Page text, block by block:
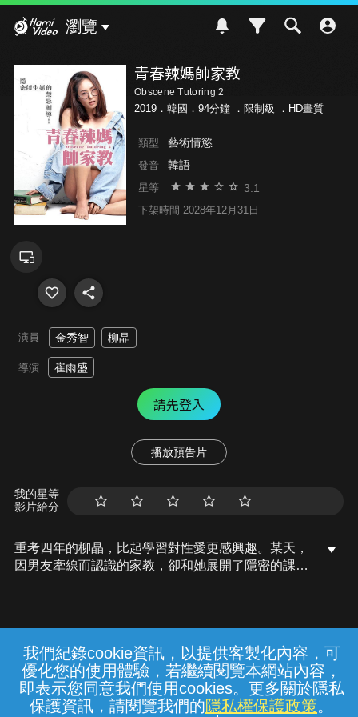
我們紀錄cookie資訊，以提供客製化內容，可
優化您的使用體驗，若繼續閱覽本網站內容，
即表示您同意我們使用cookies。更多關於隱私
保護資訊，請閱覽我們的隱私權保護政策。
瀏覽
青春辣媽帥家教
Obscene Tutoring 2
2019．韓國．94分鐘 ． 限制級 ．HD畫質
類型 藝術情慾
發音 韓語
星等 3.1
下架時間 2028年12月31日
演員 金秀智 柳晶
導演 崔雨盛
請先登入
播放預告片
我的星等
影片給分
重考四年的柳晶，比起學習對性愛更感興趣。某天，
因男友牽線而認識的家教，卻和她展開了隱密的課外
常見問題 線上客服 服務條款 隱私權保護
{{notifyMsg}}